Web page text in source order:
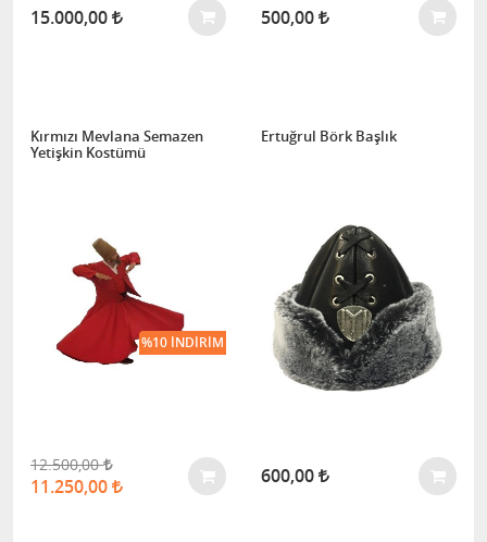
15.000,00 500,00
Kırmızı Mevlana Semazen
Yetişkin Kostümü
12.500,00
11.250,00
%10 İNDIRIM
Ertuğrul Börk Başlık
600,00